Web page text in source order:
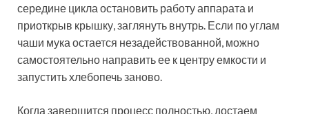
середине цикла остановить работу аппарата и
приоткрыв крышку, заглянуть внутрь. Если по углам
чаши мука остается незадействованной, можно
самостоятельно направить ее к центру емкости и
запустить хлебопечь заново.
Когда завершится процесс полностью, достаем